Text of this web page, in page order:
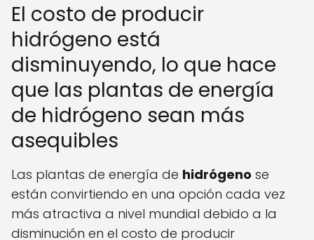
El costo de producir
hidrógeno está
disminuyendo, lo que hace
que las plantas de energía
de hidrógeno sean más
asequibles
Las plantas de energía de hidrógeno se
están convirtiendo en una opción cada vez
más atractiva a nivel mundial debido a la
disminución en el costo de producir